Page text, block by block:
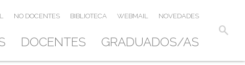
search
DOCENTES GRADUADOS/AS
NO DOCENTES BIBLIOTECA WEBMAIL NOVEDADES